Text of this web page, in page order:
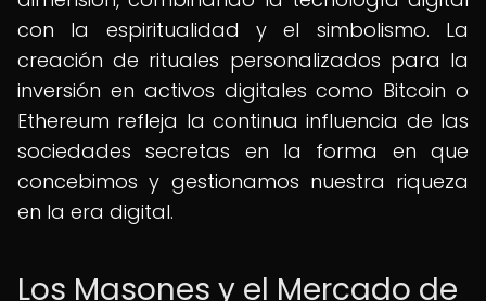
con la espiritualidad y el simbolismo. La
creación de rituales personalizados para la
inversión en activos digitales como Bitcoin o
Ethereum refleja la continua influencia de las
sociedades secretas en la forma en que
concebimos y gestionamos nuestra riqueza
en la era digital.
Los Masones y el Mercado de